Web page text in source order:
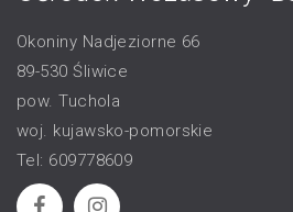
Okoniny Nadjeziorne 66
89-530 Śliwice
pow. Tuchola
woj. kujawsko-pomorskie
Tel: 609778609